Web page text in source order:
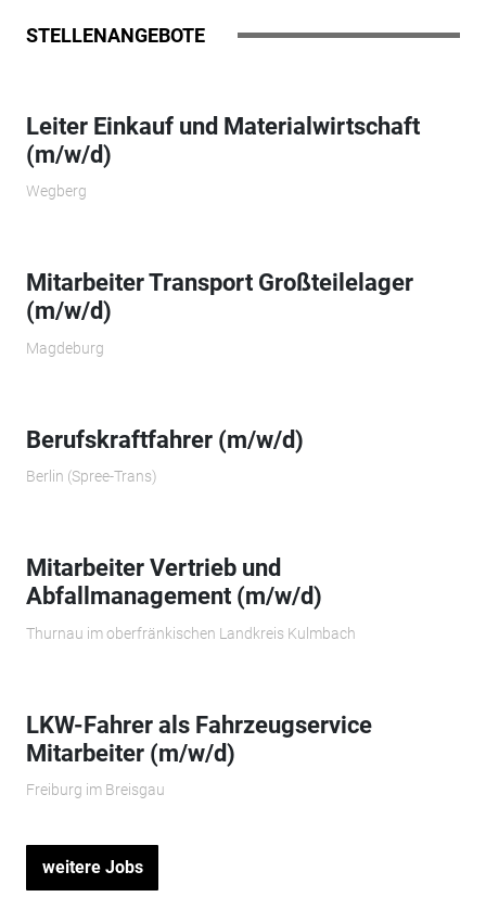
STELLENANGEBOTE
Leiter Einkauf und Materialwirtschaft
(m/w/d)
Wegberg
Mitarbeiter Transport Großteilelager
(m/w/d)
Magdeburg
Berufskraftfahrer (m/w/d)
Berlin (Spree-Trans)
Mitarbeiter Vertrieb und
Abfallmanagement (m/w/d)
Thurnau im oberfränkischen Landkreis Kulmbach
LKW-Fahrer als Fahrzeugservice
Mitarbeiter (m/w/d)
Freiburg im Breisgau
weitere Jobs